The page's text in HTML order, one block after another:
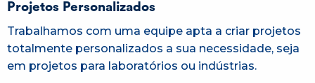
Projetos Personalizados
Trabalhamos com uma equipe apta a criar projetos
totalmente personalizados a sua necessidade, seja
em projetos para laboratórios ou indústrias.